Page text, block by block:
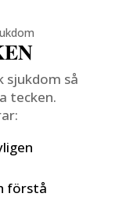
sjukdom så
tecken.
förstå